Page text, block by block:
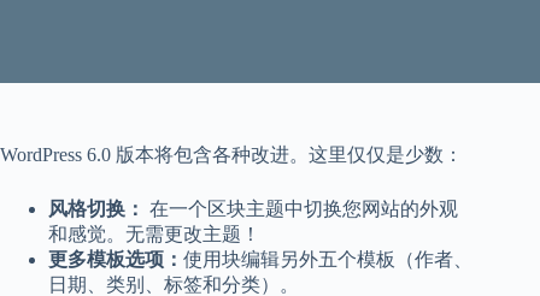
WordPress 6.0 版本将包含各种改进。这里仅仅是少数：
风格切换： 在一个区块主题中切换您网站的外观
和感觉。 无需更改主题！
更多模板选项： 使用块编辑另外五个模板（作者、
日期、类别、标签和分类）。